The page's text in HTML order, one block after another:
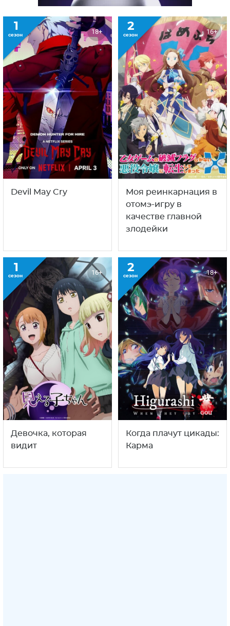
1
сезон 18+
Devil May Cry
2
сезон 16+
Моя реинкарнация в
отомэ-игру в
качестве главной
злодейки
1
сезон 16+
Девочка, которая
видит
2
сезон 18+
Когда плачут цикады:
Карма